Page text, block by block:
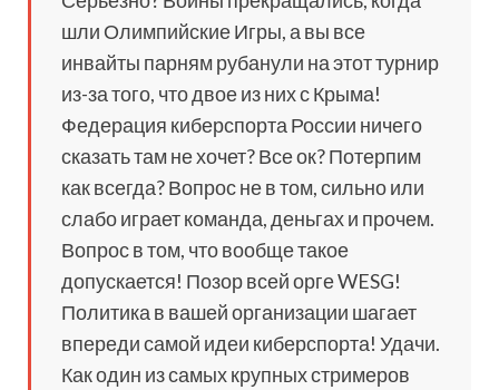
шли Олимпийские Игры, а вы все
инвайты парням рубанули на этот турнир
из-за того, что двое из них с Крыма!
Федерация киберспорта России ничего
сказать там не хочет? Все ок? Потерпим
как всегда? Вопрос не в том, сильно или
слабо играет команда, деньгах и прочем.
Вопрос в том, что вообще такое
допускается! Позор всей орге WESG!
Политика в вашей организации шагает
впереди самой идеи киберспорта! Удачи.
Как один из самых крупных стримеров